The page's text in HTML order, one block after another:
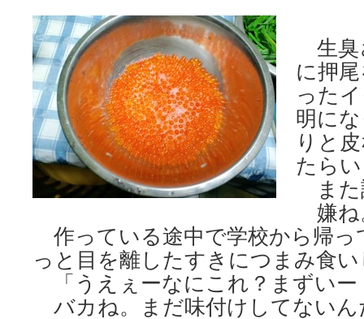
生臭
に押
った
明に
りと
たら
また
嫌ね
作っている途中で学校から帰っ
っと目を離したすきにつまみ食
「うえぇーなにこれ？まずいー
バカね。まだ味付けしてないん